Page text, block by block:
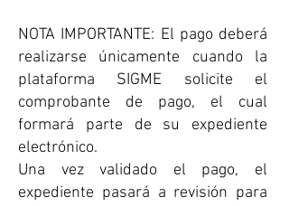
NOTA IMPORTANTE: El pago deberá
realizarse únicamente cuando la
plataforma SIGME solicite el
comprobante de pago, el cual
formará parte de su expediente
electrónico.
Una vez validado el pago, el
expediente pasará a revisión para